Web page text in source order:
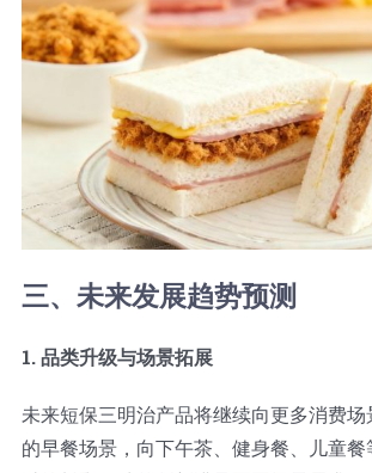
三、未来发展趋势预测
1. 品类升级与场景拓展
未来短保三明治产品将继续向更多消费
的早餐场景，向下午茶、健身餐、儿童餐